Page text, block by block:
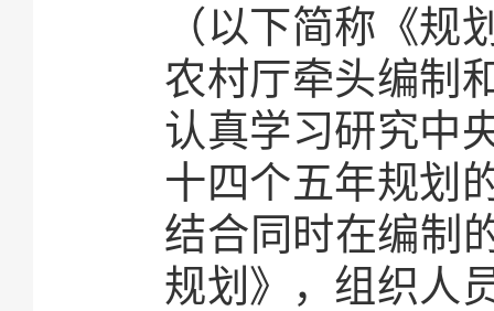
（以下简称《规
农村厅牵头编制
认真学习研究中
十四个五年规划
结合同时在编制
规划》，组织人